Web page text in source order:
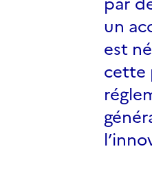
un
est
cette